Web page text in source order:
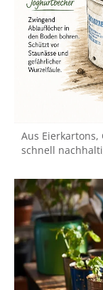
Aus
schnell